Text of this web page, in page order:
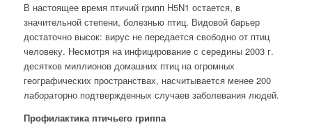
В настоящее время птичий грипп H5N1 остается, в
значительной степени, болезнью птиц. Видовой барьер
достаточно высок: вирус не передается свободно от птиц
человеку. Несмотря на инфицирование с середины 2003 г.
десятков миллионов домашних птиц на огромных
географических пространствах, насчитывается менее 200
лабораторно подтвержденных случаев заболевания людей.
Профилактика птичьего гриппа